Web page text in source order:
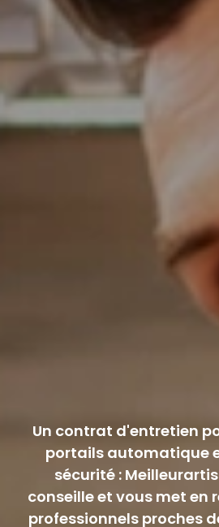
Un contrat d'entretien
portails automatique
sécurité :
conseille et vous met en
professionnels proches